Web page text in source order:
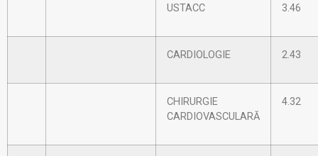
USTACC 3.46
CARDIOLOGIE 2.43
CHIRURGIE
CARDIOVASCULARĂ
4.32